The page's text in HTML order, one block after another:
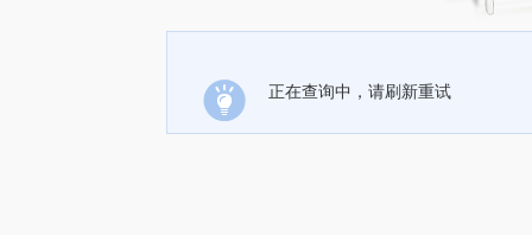
正在查询中，请刷新重试